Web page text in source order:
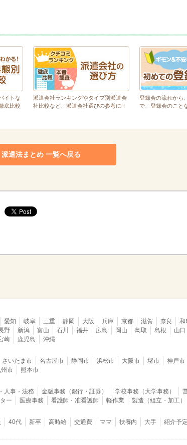
イトな
底比較
派遣会社ランキングやタイプ別派遣会
社比較など、派遣会社選びの参考に！
登録会の流れから
で、登録会のこと
派遣法まとめ 一覧へ戻る
愛知 岐阜 三重 静岡 大阪 兵庫 京都 滋賀 奈良 和
野 新潟 富山 石川 福井 広島 岡山 鳥取 島根 山口
崎 鹿児島 沖縄
さいたま市 名古屋市 静岡市 浜松市 大阪市 堺市 神戸市
市 熊本市
人事・法務 金融事務（銀行・証券） 学校事務（大学事務）
ー 医療事務 看護師・准看護師 軽作業 製造（組立・加工）
40代 新卒 高時給 交通費 ママ 扶養内 大手 紹介予